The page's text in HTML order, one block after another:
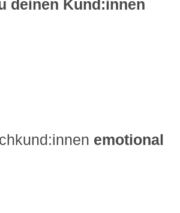
deinen Kund:innen
emotional